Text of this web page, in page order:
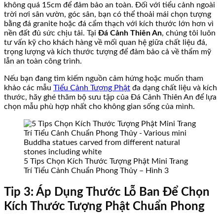
không quá 15cm để đảm bảo an toàn. Đối với tiểu cảnh ngoài
trời nơi sân vườn, góc sân, bạn có thể thoải mái chọn tượng
bằng đá granite hoặc đá cẩm thạch với kích thước lớn hơn vì
nền đất đủ sức chịu tải. Tại Đá Cảnh Thiên An, chúng tôi luôn
tư vấn kỹ cho khách hàng về mối quan hệ giữa chất liệu đá,
trọng lượng và kích thước tượng để đảm bảo cả về thẩm mỹ
lẫn an toàn công trình.
Nếu bạn đang tìm kiếm nguồn cảm hứng hoặc muốn tham
khảo các mẫu Tiểu Cảnh Tượng Phật đa dạng chất liệu và kích
thước, hãy ghé thăm bộ sưu tập của Đá Cảnh Thiên An để lựa
chọn mẫu phù hợp nhất cho không gian sống của mình.
5 Tips Chọn Kích Thước Tượng Phật Mini Trang
Trí Tiểu Cảnh Chuẩn Phong Thủy – Hình 3
Tip 3: Áp Dụng Thước Lỗ Ban Để Chọn
Kích Thước Tượng Phật Chuẩn Phong